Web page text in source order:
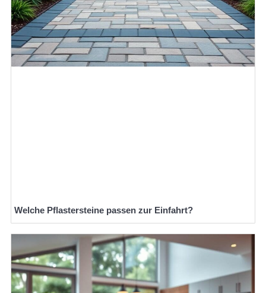
Welche Pflastersteine passen zur Einfahrt?